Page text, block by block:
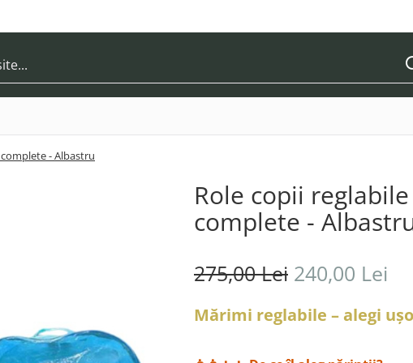
- Albastru
Role copii
complete -
275,00 Lei 240,00 Lei
Mărimi reglabile – alegi